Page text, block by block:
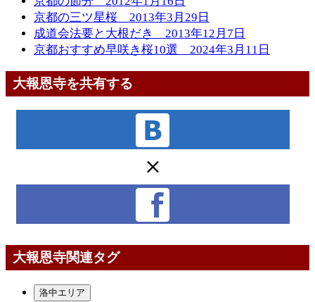
京都の三ツ星桜 2013年3月29日
成道会法要と大根だき 2013年12月7日
京都おすすめ早咲き桜10選 2024年3月11日
大報恩寺を共有する
大報恩寺関連タグ
洛中エリア